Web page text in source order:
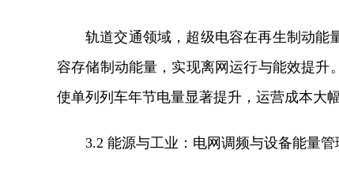
轨道交通领域，超级电容在再生制动能
容存储制动能量，实现离网运行与能效提升
使单列列车年节电量显著提升，运营成本大幅
3.2 能源与工业：电网调频与设备能量